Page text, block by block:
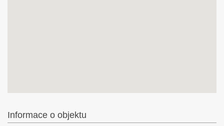
Informace o objektu